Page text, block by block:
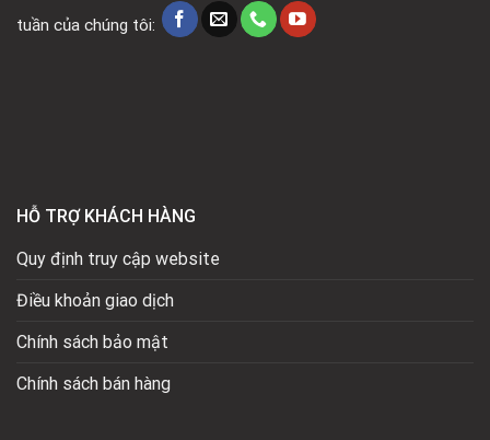
tuần của chúng tôi:
HỖ TRỢ KHÁCH HÀNG
Quy định truy cập website
Điều khoản giao dịch
Chính sách bảo mật
Chính sách bán hàng